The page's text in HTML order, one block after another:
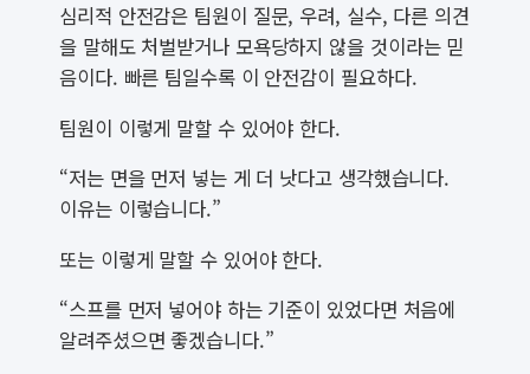
심리적 안전감은 팀원이 질문, 우려, 실수, 다른 의견
을 말해도 처벌받거나 모욕당하지 않을 것이라는 믿
음이다. 빠른 팀일수록 이 안전감이 필요하다.
팀원이 이렇게 말할 수 있어야 한다.
“저는 면을 먼저 넣는 게 더 낫다고 생각했습니다.
이유는 이렇습니다.”
또는 이렇게 말할 수 있어야 한다.
“스프를 먼저 넣어야 하는 기준이 있었다면 처음에
알려주셨으면 좋겠습니다.”